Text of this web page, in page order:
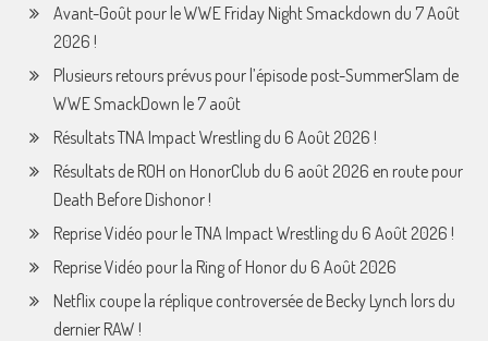
Avant-Goût pour le WWE Friday Night Smackdown du 7 Août
2026 !
Plusieurs retours prévus pour l’épisode post-SummerSlam de
WWE SmackDown le 7 août
Résultats TNA Impact Wrestling du 6 Août 2026 !
Résultats de ROH on HonorClub du 6 août 2026 en route pour
Death Before Dishonor !
Reprise Vidéo pour le TNA Impact Wrestling du 6 Août 2026 !
Reprise Vidéo pour la Ring of Honor du 6 Août 2026
Netflix coupe la réplique controversée de Becky Lynch lors du
dernier RAW !